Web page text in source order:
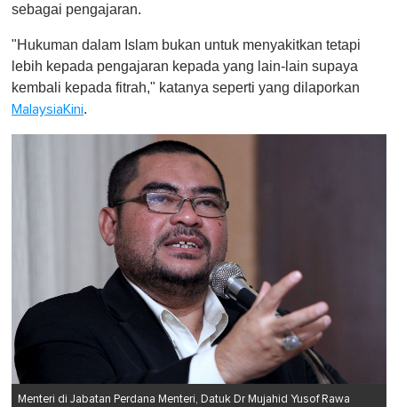
sebagai pengajaran.
"Hukuman dalam Islam bukan untuk menyakitkan tetapi
lebih kepada pengajaran kepada yang lain-lain supaya
kembali kepada fitrah," katanya seperti yang dilaporkan
MalaysiaKini.
Menteri di Jabatan Perdana Menteri, Datuk Dr Mujahid Yusof Rawa